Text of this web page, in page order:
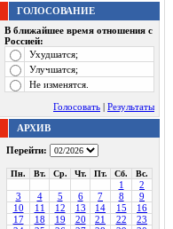
ГОЛОСОВАНИЕ
В ближайшее время отношения с
Россией:
Ухудшатся;
Улучшатся;
Не изменятся.
Голосовать | Результаты
АРХИВ
Перейти:
Пн. Вт. Ср. Чт. Пт. Сб. Вс.
1
2
3
4 5 6 7 8
9
10
11 12 13 14 15
16
17
18 19 20 21 22
23